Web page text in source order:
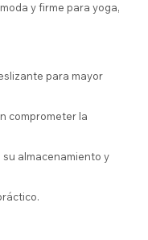
y firme para yoga,
para mayor
comprometer la
almacenamiento y